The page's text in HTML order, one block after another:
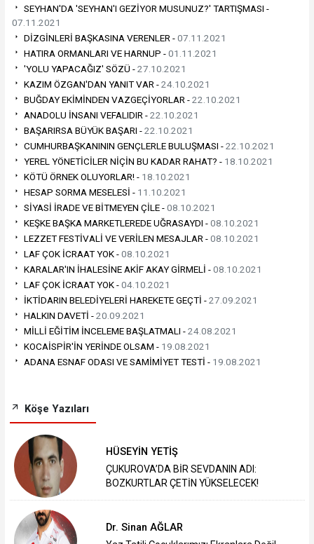
SEYHAN'DA 'SEYHAN'I GEZİYOR MUSUNUZ?' TARTIŞMASI -
07.11.2021
DİZGİNLERİ BAŞKASINA VERENLER -07.11.2021
HATIRA ORMANLARI VE HARNUP -01.11.2021
'YOLU YAPACAĞIZ' SÖZÜ -27.10.2021
KAZIM ÖZGAN'DAN YANIT VAR -24.10.2021
BUĞDAY EKİMİNDEN VAZGEÇİYORLAR -22.10.2021
ANADOLU İNSANI VEFALIDIR -22.10.2021
BAŞARIRSA BÜYÜK BAŞARI -22.10.2021
CUMHURBAŞKANININ GENÇLERLE BULUŞMASI -22.10.2021
YEREL YÖNETİCİLER NİÇİN BU KADAR RAHAT? - 18.10.2021
KÖTÜ ÖRNEK OLUYORLAR! - 18.10.2021
HESAP SORMA MESELESİ - 11.10.2021
SİYASİ İRADE VE BİTMEYEN ÇİLE -08.10.2021
KEŞKE BAŞKA MARKETLEREDE UĞRASAYDI -08.10.2021
LEZZET FESTİVALİ VE VERİLEN MESAJLAR -08.10.2021
LAF ÇOK İCRAAT YOK -08.10.2021
KARALAR'IN İHALESİNE AKİF AKAY GİRMELİ -08.10.2021
LAF ÇOK İCRAAT YOK -04.10.2021
İKTİDARIN BELEDİYELERİ HAREKETE GEÇTİ -27.09.2021
HALKIN DAVETİ -20.09.2021
MİLLİ EĞİTİM İNCELEME BAŞLATMALI -24.08.2021
KOCAİSPİR'İN YERİNDE OLSAM - 19.08.2021
ADANA ESNAF ODASI VE SAMİMİYET TESTİ - 19.08.2021
Köşe Yazıları
HÜSEYİN YETİŞ
ÇUKUROVA’DA BİR SEVDANIN ADI:
BOZKURTLAR ÇETİN YÜKSELECEK!
Dr. Sinan AĞLAR